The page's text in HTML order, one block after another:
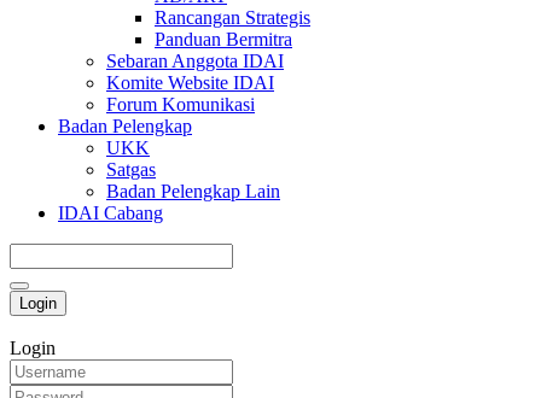
Rancangan Strategis
Panduan Bermitra
Sebaran Anggota IDAI
Komite Website IDAI
Forum Komunikasi
Badan Pelengkap
UKK
Satgas
Badan Pelengkap Lain
IDAI Cabang
Login
Login